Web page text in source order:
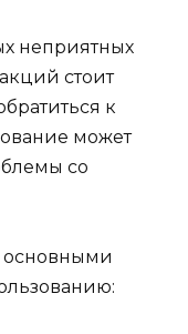
неприятных
стоит
к
может
со
основными